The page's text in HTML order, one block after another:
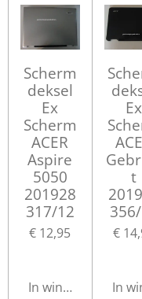
Scherm
deksel
Ex
Scherm
ACER
Aspire
5050
201928
317/12
€ 12,95
In winkelwagen
Ex
t
€
In